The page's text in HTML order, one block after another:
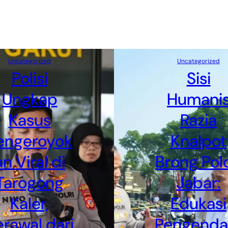
Uncategorized
Polisi
Ungkap
Kasus
Viral di
Kaler,
Uncategorized
Sisi
Razia
Knalpot
Brong
Jabar:
Edukasi